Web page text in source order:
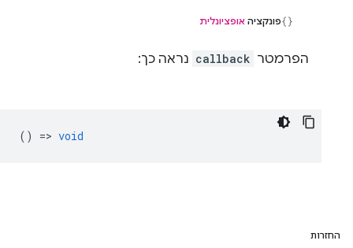
פונקציה אופציונלית
הפרמטר callback נראה כך:
() => void
החזרות